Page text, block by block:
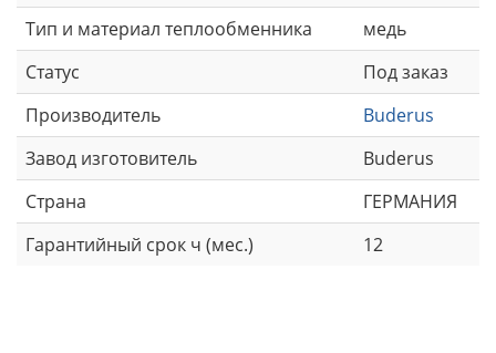
Тип и материал теплообменника
медь
Статус
Под заказ
Производитель
Buderus
Завод изготовитель
Buderus
Страна
ГЕРМАНИЯ
Гарантийный срок ч (мес.)
12